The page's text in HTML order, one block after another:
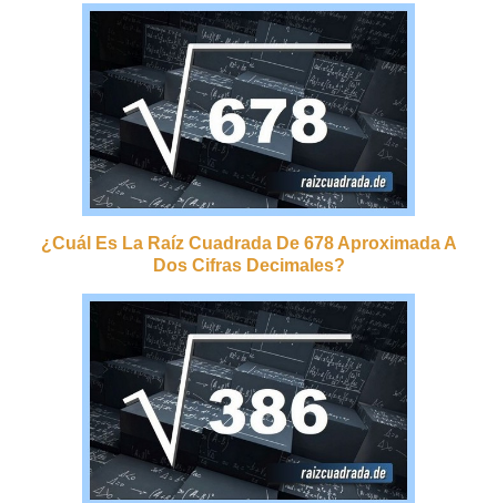
¿cuál Es La Raíz Cuadrada De 678 Aproximada A
Dos Cifras Decimales?